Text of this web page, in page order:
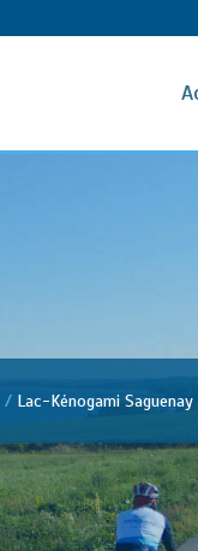
Lac-Kénogami Saguenay